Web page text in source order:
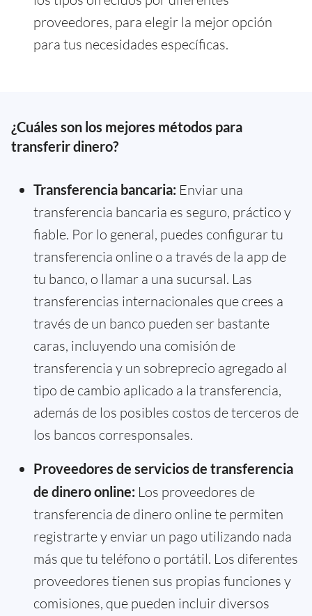
proveedores, para elegir la mejor opción
para tus necesidades específicas.
¿Cuáles son los mejores métodos para
transferir dinero?
Transferencia bancaria: Enviar una
transferencia bancaria es seguro, práctico y
fiable. Por lo general, puedes configurar tu
transferencia online o a través de la app de
tu banco, o llamar a una sucursal. Las
transferencias internacionales que crees a
través de un banco pueden ser bastante
caras, incluyendo una comisión de
transferencia y un sobreprecio agregado al
tipo de cambio aplicado a la transferencia,
además de los posibles costos de terceros de
los bancos corresponsales.
Proveedores de servicios de transferencia
de dinero online: Los proveedores de
transferencia de dinero online te permiten
registrarte y enviar un pago utilizando nada
más que tu teléfono o portátil. Los diferentes
proveedores tienen sus propias funciones y
comisiones, que pueden incluir diversos